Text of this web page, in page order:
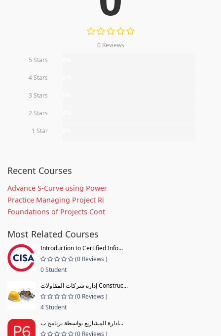
0 Reviews
5 Stars
4 Stars
3 Stars
2 Stars
1 Star
Recent Courses
Advance S-Curve using Power
Practice Managing Project Ri
Foundations of Projects Cont
Most Related Courses
Introduction to Certified Info...
(0 Reviews )
0 Student
إدارة شركات المقاولات Construc...
(0 Reviews )
4 Student
ادارة المشاريع بواسطة برنامج ب...
(0 Reviews )